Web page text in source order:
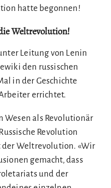
hatte begonnen!
Weltrevolution!
Leitung von Lenin
den russischen
in der Geschichte
errichtet.
Wesen als Revolutionär
Revolution
Weltrevolution. «Wir
gemacht, dass
und der